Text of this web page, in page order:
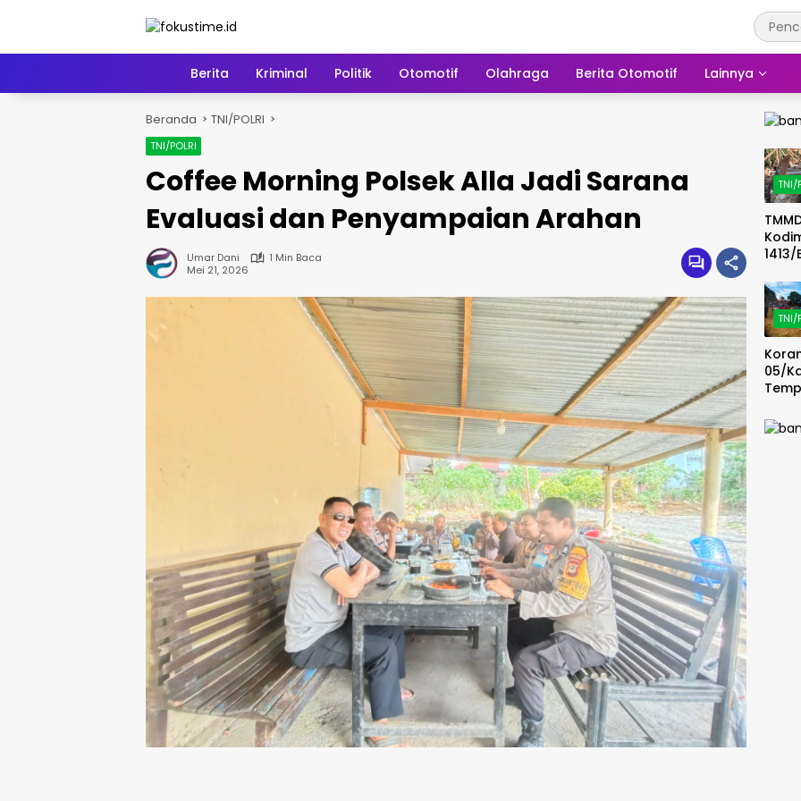
HomeBerita Kriminal Politik Otomotif Olahraga Berita Otomotif Lainnya
Beranda TNI/POLRI
TNI/POLRI
Coffee Morning Polsek Alla Jadi Sarana
Evaluasi dan Penyampaian Arahan
Umar Dani
1 Min Baca
Mei 21, 2026
TNI/
n
Demi
TNI/
05/